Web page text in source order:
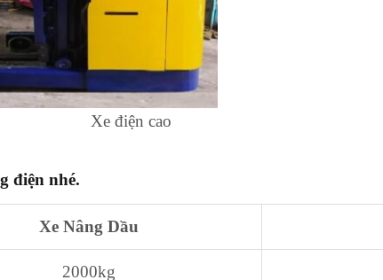
Xe điện cao
điện nhé.
Xe Nâng Dầu
2000kg